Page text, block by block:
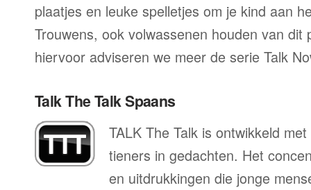
plaatjes en leuke spelletjes om je kind aan
Trouwens, ook volwassenen houden van dit
hiervoor adviseren we meer de serie Talk
Talk The Talk Spaans
TALK The Talk is ontwikkeld
tieners in gedachten. Het
en uitdrukkingen die jonge